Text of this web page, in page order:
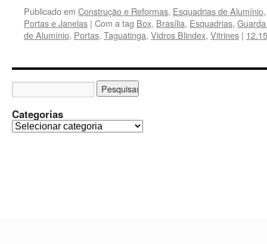
Publicado em Construção e Reformas, Esquadrias de Alumínio
Portas e Janelas | Com a tag Box, Brasília, Esquadrias,
de Alumínio, Portas, Taguatinga, Vidros Blindex, Vitrines |
Categorias
C